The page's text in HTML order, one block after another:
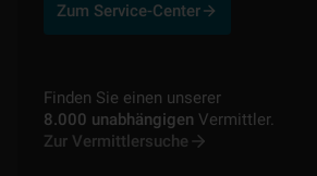
Zum Service-Center
Finden Sie einen unserer
8.000 unabhängigen Vermittler.
Zur Vermittlersuche